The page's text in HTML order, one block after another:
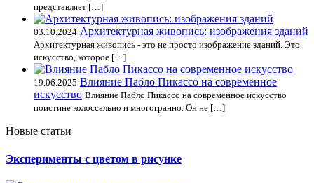
представляет […]
03.10.2024 Архитектурная живопись: изображения зданий
Архитектурная живопись - это не просто изображение зданий. Это
искусство, которое […]
19.06.2025 Влияние Пабло Пикассо на современное
искусство Влияние Пабло Пикассо на современное искусство
поистине колоссально и многогранно. Он не […]
Новые статьи
Эксперименты с цветом в рисунке